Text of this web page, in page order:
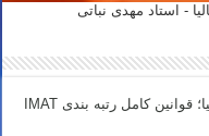
نحوه رتبه بندی داوطلبان در آزمون آیمت ایتالیا؛ قوانین کامل رتبه بندی IMAT